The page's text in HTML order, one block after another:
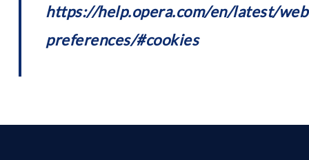
https://help.opera.com/en/latest/
preferences/#cookies